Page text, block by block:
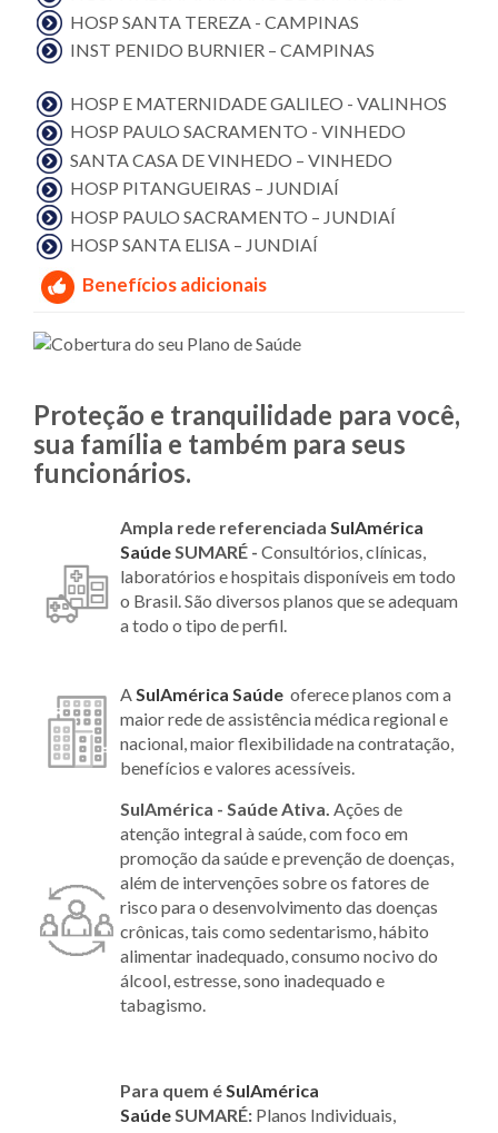
HOSP SANTA TEREZA - CAMPINAS
INST PENIDO BURNIER – CAMPINAS
HOSP E MATERNIDADE GALILEO - VALINHOS
HOSP PAULO SACRAMENTO - VINHEDO
SANTA CASA DE VINHEDO – VINHEDO
HOSP PITANGUEIRAS – JUNDIAÍ
HOSP PAULO SACRAMENTO – JUNDIAÍ
HOSP SANTA ELISA – JUNDIAÍ
Benefícios adicionais
Proteção e tranquilidade para você,
sua família e também para seus
funcionários.
Ampla rede referenciada SulAmérica
SaúdeSUMARÉ - Consultórios, clínicas,
laboratórios e hospitais disponíveis em todo
o Brasil. São diversos planos que se adequam
a todo o tipo de perfil.
ASulAmérica Saúde oferece planos com a
maior rede de assistência médica regional e
nacional, maior flexibilidade na contratação,
benefícios e valores acessíveis.
SulAmérica - Saúde Ativa. Ações de
atenção integral à saúde, com foco em
promoção da saúde e prevenção de doenças,
além de intervenções sobre os fatores de
risco para o desenvolvimento das doenças
crônicas, tais como sedentarismo, hábito
alimentar inadequado, consumo nocivo do
álcool, estresse, sono inadequado e
tabagismo.
Para quem éSulAmérica
SaúdeSUMARÉ: Planos Individuais,